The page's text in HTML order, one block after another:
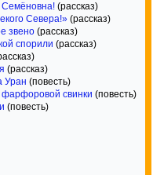
(рассказ)
Севера!» (рассказ)
звено (рассказ)
спорили (рассказ)
(рассказ)
Уран (повесть)
свинки (повесть)
(повесть)